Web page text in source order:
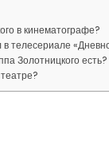
в кинематографе?
телесериале
Золотницкого есть?